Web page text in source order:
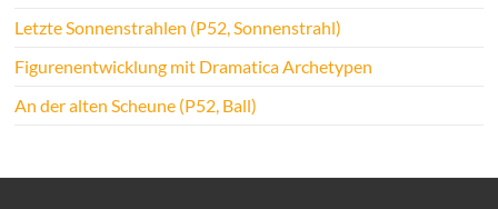
Letzte Sonnenstrahlen (P52, Sonnenstrahl)
Figurenentwicklung mit Dramatica Archetypen
An der alten Scheune (P52, Ball)